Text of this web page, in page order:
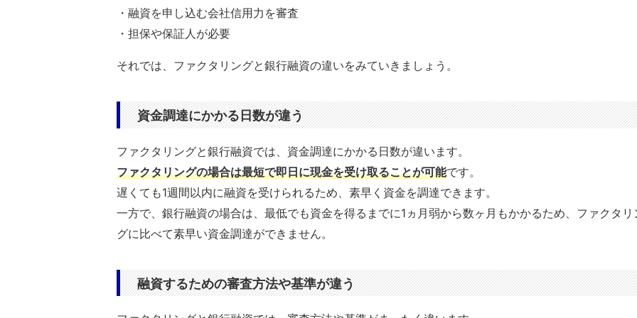
・融資を申し込む会社信用力を審査
・担保や保証人が必要
それでは、ファクタリングと銀行融資の違いをみていきましょう。
資金調達にかかる日数が違う
ファクタリングと銀行融資では、資金調達にかかる日数が違います。
ファクタリングの場合は最短で即日に現金を受け取ることが可能です。
遅くても1週間以内に融資を受けられるため、素早く資金を調達できます。
一方で、銀行融資の場合は、最低でも資金を得るまでに1ヵ月弱から数ヶ月もかかるため、ファクタリ
グに比べて素早い資金調達ができません。
融資するための審査方法や基準が違う